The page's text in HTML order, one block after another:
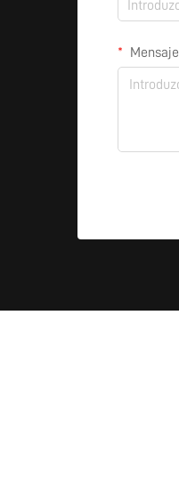
Mensaje